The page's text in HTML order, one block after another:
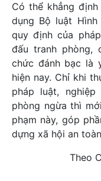
Có thể khẳng
dụng Bộ luật
quy định của
đấu tranh phòng,
chức đánh bạc là
hiện nay. Chỉ khi
pháp luật,
phòng ngừa thì
phạm này, góp
dựng xã hội an
Theo